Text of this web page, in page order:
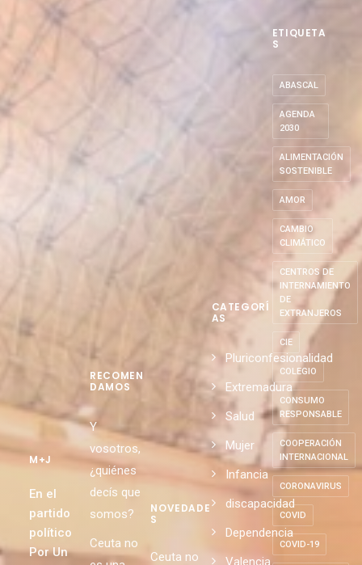
M+J
En el
partido
político
Por Un
RECOMEN
DAMOS
Y
vosotros,
¿quiénes
decís que
somos?
Ceuta no
NOVEDADE
S
Ceuta no
CATEGORÍ
AS
Pluriconfesionalidad
Extremadura
Salud
Mujer
Infancia
discapacidad
Dependencia
Valencia
ETIQUETA
S
ABASCAL
AGENDA
2030
ALIMENTACIÓN
SOSTENIBLE
AMOR
CAMBIO
CLIMÁTICO
CENTROS DE
INTERNAMIENTO
DE
EXTRANJEROS
CIE
COLEGIO
CONSUMO
RESPONSABLE
COOPERACIÓN
INTERNACIONAL
CORONAVIRUS
COVID
COVID-19